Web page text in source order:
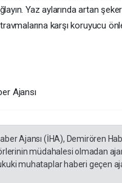
Yaz aylarında artan
karşı koruyucu
Ajansı
Ajansı (İHA), Demirören
müdahalesi olmadan
muhataplar haberi geçen